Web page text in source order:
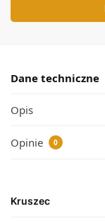
Dane techniczne
Opis
Opinie 0
Kruszec